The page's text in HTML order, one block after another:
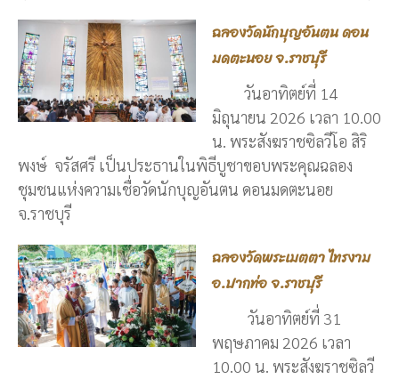
ฉลองวัดนักบุญอันตน ดอน
มดตะนอย จ.ราชบุรี
วันอาทิตย์ที่ 14
มิถุนายน 2026 เวลา 10.00
น. พระสังฆราชซิลวีโอ สิริ
พงษ์ จรัสศรี เป็นประธานในพิธีบูชาขอบพระคุณฉลอง
ชุมชนแห่งความเชื่อวัดนักบุญอันตน ดอนมดตะนอย
จ.ราชบุรี
ฉลองวัดพระเมตตา ไทรงาม
อ.ปากท่อ จ.ราชบุรี
วันอาทิตย์ที่ 31
พฤษภาคม 2026 เวลา
10.00 น. พระสังฆราชซิลวี